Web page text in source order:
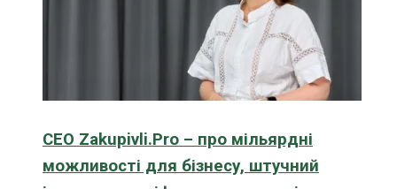
CEO Zakupivli.Pro – про мільярдні
можливості для бізнесу, штучний